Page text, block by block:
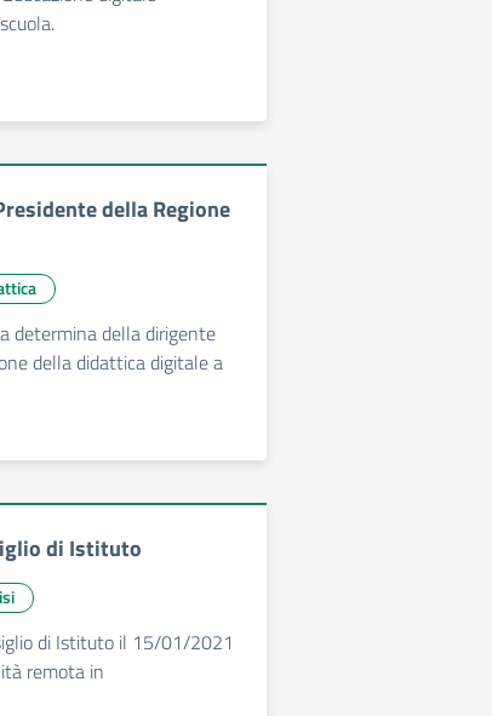
della Regione
determina della dirigente
della didattica digitale a
di Istituto
di Istituto il 15/01/2021
remota in